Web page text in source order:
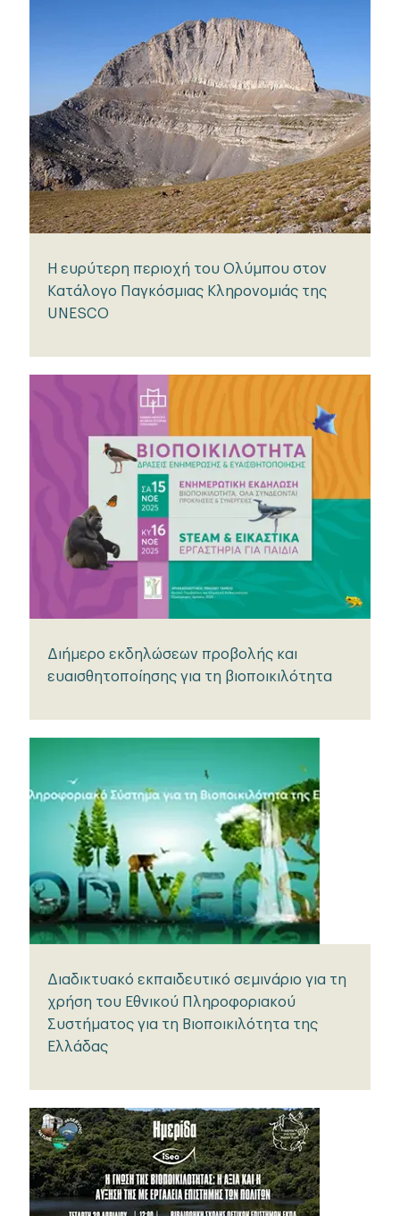
Η ευρύτερη περιοχή του Ολύμπου στον
Κατάλογο Παγκόσμιας Κληρονομιάς της
UNESCO
Διήμερο εκδηλώσεων προβολής και
ευαισθητοποίησης για τη βιοποικιλότητα
Διαδικτυακό εκπαιδευτικό σεμινάριο για τη
χρήση του Εθνικού Πληροφοριακού
Συστήματος για τη Βιοποικιλότητα της
Ελλάδας